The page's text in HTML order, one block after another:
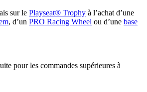
sur le Playseat® Trophy à l’achat d’une
, d’un PRO Racing Wheel ou d’une base
pour les commandes supérieures à